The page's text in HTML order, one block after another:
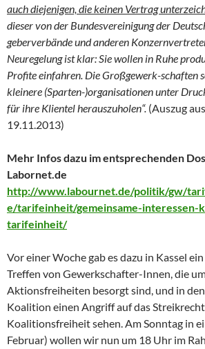
auch diejenigen, die keinen Vertrag
dieser von der Bundesvereinigung der
geberverbände und anderen
Neuregelung ist klar: Sie wollen in Ruhe
Profite einfahren. Die Großgewerk-schaften
kleinere (Sparten-)organisationen unter
für ihre Klientel herauszuholen“. (Auszug
19.11.2013)
Mehr Infos dazu im entsprechenden
Labornet.de
http://www.labournet.de/politik/gw/
e/tarifeinheit/gemeinsame-interessen-
tarifeinheit/
Vor einer Woche gab es dazu in Kassel
Treffen von Gewerkschafter-Innen, die
Aktionsfreiheiten besorgt sind, und in
Koalition einen Angriff auf das
Koalitionsfreiheit sehen. Am Sonntag in
Februar) wollen wir nun um 18 Uhr im